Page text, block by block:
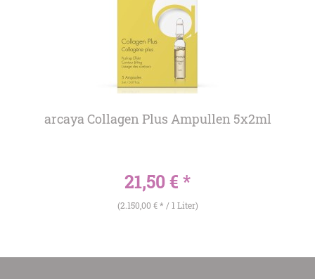
arcaya Collagen Plus Ampullen 5x2ml
21,50 € *
(2.150,00 € * / 1 Liter)